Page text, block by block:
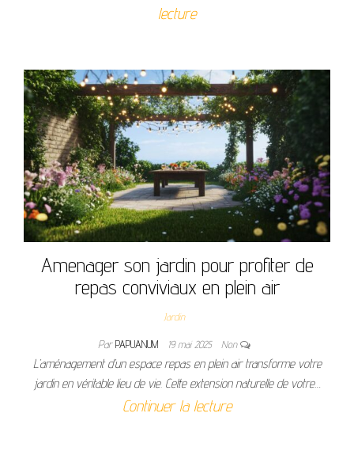
lecture
Amenager son jardin pour profiter de
repas conviviaux en plein air
Jardin
ParPAPUANUM 19 mai 2025 Non
L’aménagement d’un espace repas en plein air transforme votre
jardin en véritable lieu de vie. Cette extension naturelle de votre…
Continuer la lecture